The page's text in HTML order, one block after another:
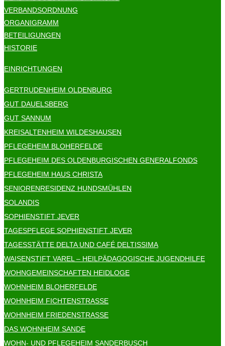
VERBANDSORDNUNG
ORGANIGRAMM
BETEILIGUNGEN
HISTORIE
EINRICHTUNGEN
GERTRUDENHEIM OLDENBURG
GUT DAUELSBERG
GUT SANNUM
KREISALTENHEIM WILDESHAUSEN
PFLEGEHEIM BLOHERFELDE
PFLEGEHEIM DES OLDENBURGISCHEN GENERALFONDS
PFLEGEHEIM HAUS CHRISTA
SENIORENRESIDENZ HUNDSMÜHLEN
SOLANDIS
SOPHIENSTIFT JEVER
TAGESPFLEGE SOPHIENSTIFT JEVER
TAGESSTÄTTE DELTA UND CAFÉ DELTISSIMA
WAISENSTIFT VAREL – HEILPÄDAGOGISCHE JUGENDHILFE
WOHNGEMEINSCHAFTEN HEIDLOGE
WOHNHEIM BLOHERFELDE
WOHNHEIM FICHTENSTRASSE
WOHNHEIM FRIEDENSTRASSE
DAS WOHNHEIM SANDE
WOHN- UND PFLEGEHEIM SANDERBUSCH